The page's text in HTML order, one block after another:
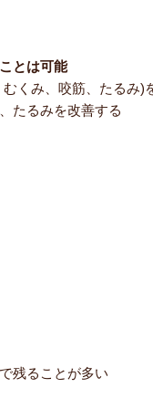
とは可能
くみ、咬筋、たるみ
たるみを改善する
残ることが多い